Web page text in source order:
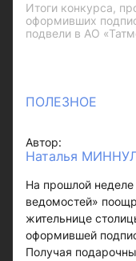
Итоги конкурса,
оформивших
подвели в АО
ПОЛЕЗНОЕ
Автор:
Наталья
На прошлой
ведомостей»
жительнице
оформившей
Получая